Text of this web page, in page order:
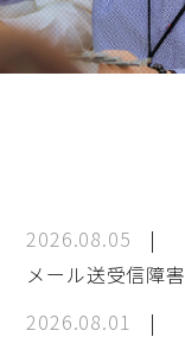
2026.08.05
メール送受信障
2026.08.01